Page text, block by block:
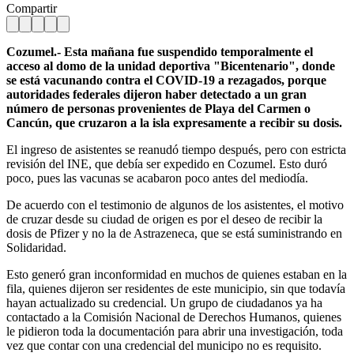
Compartir
Cozumel.- Esta mañana fue suspendido temporalmente el
acceso al domo de la unidad deportiva "Bicentenario", donde
se está vacunando contra el COVID-19 a rezagados, porque
autoridades federales dijeron haber detectado a un gran
número de personas provenientes de Playa del Carmen o
Cancún, que cruzaron a la isla expresamente a recibir su dosis.
El ingreso de asistentes se reanudó tiempo después, pero con estricta
revisión del INE, que debía ser expedido en Cozumel. Esto duró
poco, pues las vacunas se acabaron poco antes del mediodía.
De acuerdo con el testimonio de algunos de los asistentes, el motivo
de cruzar desde su ciudad de origen es por el deseo de recibir la
dosis de Pfizer y no la de Astrazeneca, que se está suministrando en
Solidaridad.
Esto generó gran inconformidad en muchos de quienes estaban en la
fila, quienes dijeron ser residentes de este municipio, sin que todavía
hayan actualizado su credencial. Un grupo de ciudadanos ya ha
contactado a la Comisión Nacional de Derechos Humanos, quienes
le pidieron toda la documentación para abrir una investigación, toda
vez que contar con una credencial del municipo no es requisito.